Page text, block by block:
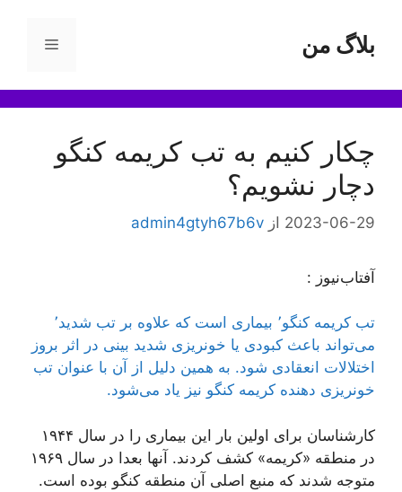
محتوابلاگ من فهرست
چکار کنیم به تب کریمه کنگو
دچار نشویم؟
2023-06-29 از admin4gtyh67b6v
آفتاب‌‌نیوز :
تب کریمه کنگو٬ بیماری است که علاوه بر تب شدید٬
می‌تواند باعث کبودی یا خونریزی شدید بینی در اثر بروز
اختلالات انعقادی شود. به همین دلیل از آن با عنوان تب
خونریزی دهنده کریمه کنگو نیز یاد می‌شود.
کارشناسان برای اولین بار این بیماری را در سال ١٩۴۴
در منطقه «کریمه» کشف کردند. آنھا بعدا در سال ١٩۶٩
متوجه شدند که منبع اصلی آن منطقه کنگو بوده است.